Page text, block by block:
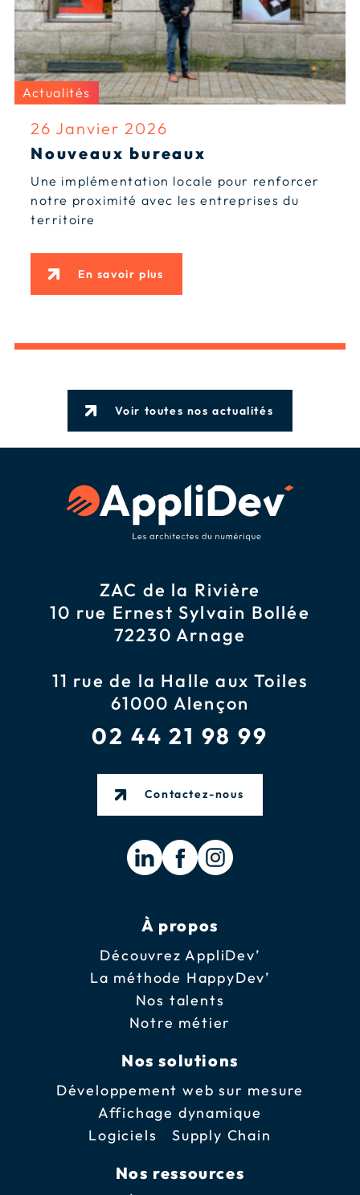
Actualités
26 Janvier 2026
Nouveaux bureaux
Une implémentation locale pour renforcer
notre proximité avec les entreprises du
territoire
En savoir plus
Voir toutes nos actualités
ZAC de la Rivière
10 rue Ernest Sylvain Bollée
72230 Arnage
11 rue de la Halle aux Toiles
61000 Alençon
02 44 21 98 99
Contactez-nous
À propos
Découvrez AppliDev’
La méthode HappyDev’
Nos talents
Notre métier
Nos solutions
Développement web sur mesure
Affichage dynamique
Logiciels Supply Chain
Nos ressources